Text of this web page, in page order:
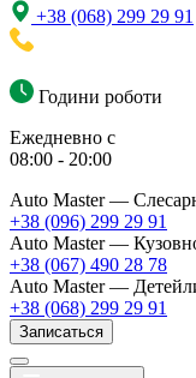
+38 (068) 299 29 91
Години роботи
Ежедневно с
08:00 - 20:00
Auto Master —
+38 (096) 299 29 91
Auto Master —
+38 (067) 490 28 78
Auto Master —
+38 (068) 299 29 91
Записаться